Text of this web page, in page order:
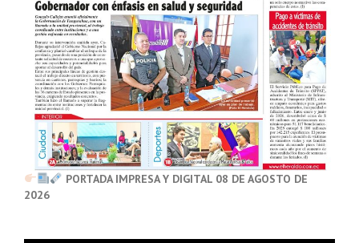
PORTADA IMPRESA Y DIGITAL 08 DE AGOSTO DE
2026